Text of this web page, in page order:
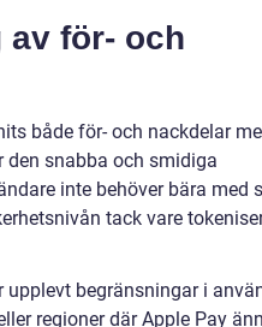
av för- och
både för- och nackdelar
den snabba och smidiga
inte behöver bära med
tack vare
begränsningar i
regioner där Apple Pay